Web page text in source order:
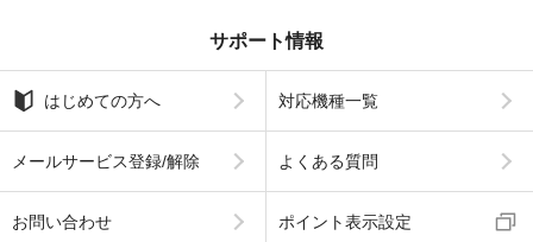
サポート情報
はじめての方へ 対応機種一覧
メールサービス登録/解除 よくある質問
お問い合わせ ポイント表示設定